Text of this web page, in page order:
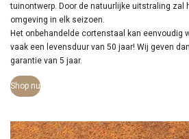
tuinontwerp. Door de natuurlijke uitstraling zal
omgeving in elk seizoen.
Het onbehandelde cortenstaal kan eenvoudig
vaak een levensduur van 50 jaar! Wij geven
garantie van 5 jaar.
Shop nu